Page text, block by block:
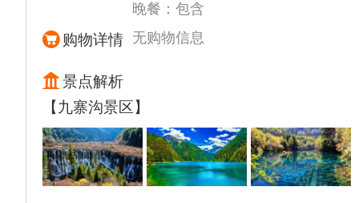
区保险10元/人）；建议最佳游览方式：索道
上山--穿越原始森林--步行游览五彩池--五彩池
步行下山（黄龙冬季索道或因检修停运，需步
行上下山，请量力而行）
然后前往藏家享用【藏家欢乐颂+藏式土火
锅】（约40-60分钟，赠送项目不去不退，含
晚餐，如时间不允许，视情况安排至后一天享
用）。
晚上入住九寨沟沟口酒店。
晚餐：包含
购物详情 无购物信息
景点解析
【九寨沟景区】